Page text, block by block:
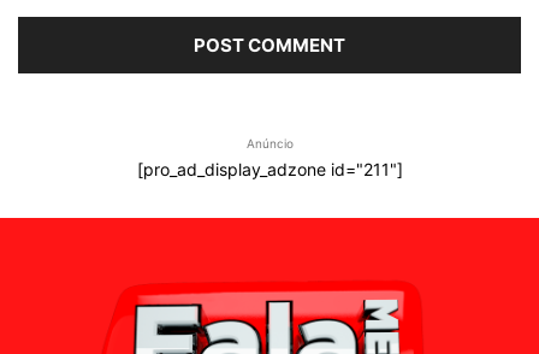
Anúncio
[pro_ad_display_adzone id="211"]